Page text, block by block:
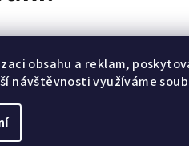
obsahu a reklam,
návštěvnosti využíváme